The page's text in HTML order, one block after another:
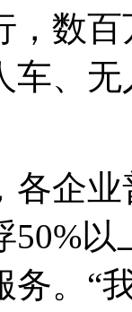
，数
车、
各企
50%
务。“